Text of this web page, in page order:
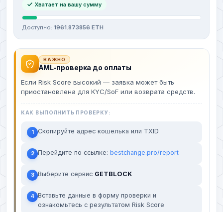
Хватает на вашу сумму
Доступно: 1961.873856 ETH
ВАЖНО
AML-проверка до оплаты
Если Risk Score высокий — заявка может быть
приостановлена для KYC/SoF или возврата средств.
КАК ВЫПОЛНИТЬ ПРОВЕРКУ:
1 Скопируйте адрес кошелька или TXID
2 Перейдите по ссылке: bestchange.pro/report
3 Выберите сервис GETBLOCK
4 Вставьте данные в форму проверки и
ознакомьтесь с результатом Risk Score